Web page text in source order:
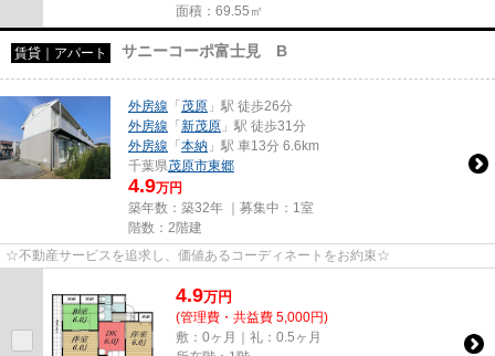
面積：69.55㎡
賃貸｜アパート サニーコーポ富士見 B
外房線 「茂原 」駅 徒歩26分
外房線 「新茂原 」駅 徒歩31分
外房線 「本納 」駅 車13分 6.6km
千葉県茂原市東郷
4.9万円
築年数：築32年 ｜募集中： 1室
階数：2階建
☆不動産サービスを追求し、価値あるコーディネートをお約束☆
4.9万円
(管理費・共益費 5,000円)
敷：0ヶ月｜礼：0.5ヶ月